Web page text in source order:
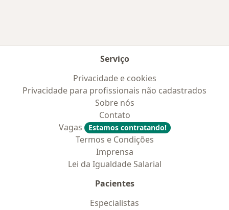
Serviço
Privacidade e cookies
Privacidade para profissionais não cadastrados
Sobre nós
Contato
Vagas
Estamos contratando!
Termos e Condições
Imprensa
Lei da Igualdade Salarial
Pacientes
Especialistas